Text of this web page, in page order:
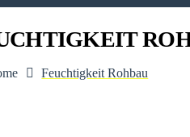
Feuchtigkeit Rohbau